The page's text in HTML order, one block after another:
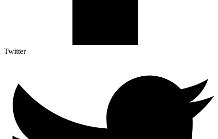
Twitter